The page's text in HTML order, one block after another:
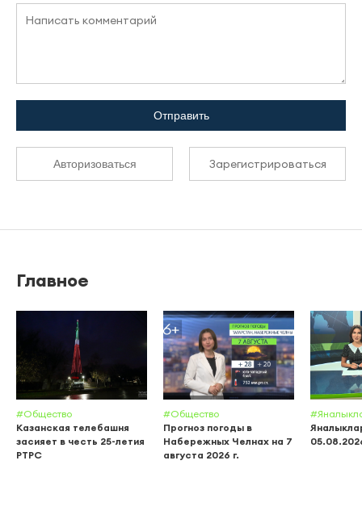
Отправить
Авторизоваться Зарегистрироваться
Главное
#Общество
Казанская телебашня
засияет в честь 25-летия
РТРС
#Общество
Прогноз погоды в
Набережных Челнах на 7
августа 2026 г.